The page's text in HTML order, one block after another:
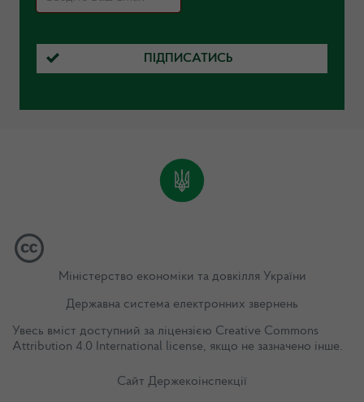
ПІДПИСАТИСЬ
Міністерство економіки та довкілля України
Державна система електронних звернень
Увесь вміст доступний за ліцензією Creative Commons
Attribution 4.0 International license, якщо не зазначено інше.
Сайт Держекоінспекції